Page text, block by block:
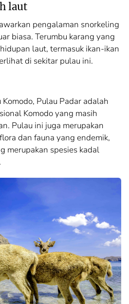
laut
pengalaman snorkeling
biasa. Terumbu karang yang
laut, termasuk ikan-ikan
di sekitar pulau ini.
Pulau Padar adalah
Komodo yang masih
Pulau ini juga merupakan
dan fauna yang endemik,
merupakan spesies kadal